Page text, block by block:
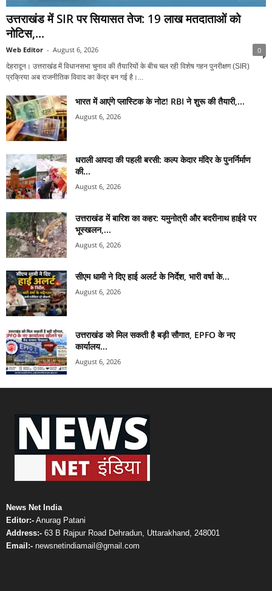
उत्तराखंड में SIR पर सियासत तेज: 19 लाख मतदाताओं को
नोटिस,...
Web Editor - August 6, 2026 0
देहरादून। उत्तराखंड में विधानसभा चुनाव की तैयारियों के बीच चल रही विशेष गहन पुनरीक्षण (SIR)
प्रक्रिया अब राजनीतिक विवाद का केंद्र बन गई है।...
भारत में आएंगे प्लास्टिक के नोट! RBI ने शुरू की तैयारी,...
August 6, 2026
धराली आपदा की पहली बरसी: कल्प केदार मंदिर के पुनर्निर्माण
की...
August 6, 2026
उत्तराखंड में बारिश का कहर: यमुनोत्री और बदरीनाथ हाईवे पर
भूस्खलन,...
August 6, 2026
सीएम धामी ने दिए हाई अलर्ट के निर्देश, भारी वर्षा के...
August 6, 2026
उत्तराखंड को मिल सकती है बड़ी सौगात, EPFO के नए
कार्यालय...
August 6, 2026
News Net India
Editor:- Anurag Patani
Address:- 63 B Rajpur Road Dehradun, Uttarakhand, 248001
Email:- newsnetindiamail@gmail.com